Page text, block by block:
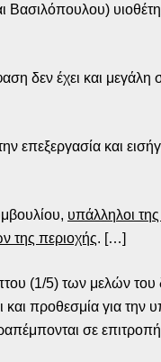
Βασιλόπουλου)
δεν έχει και μεγάλη
επεξεργασία και
υπάλληλοι
της περιοχής. […]
(1/5) των μελών του
προθεσμία για την
σε